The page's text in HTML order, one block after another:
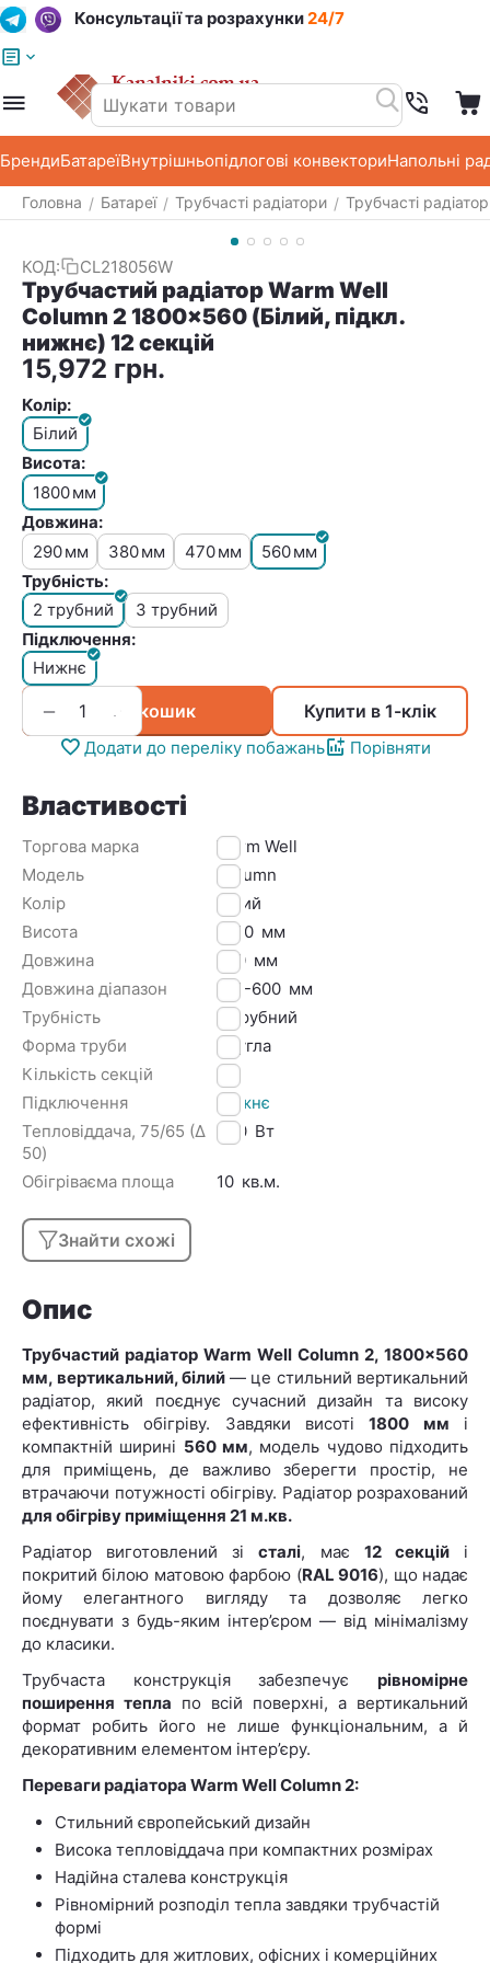
Консультації та розрахунки24/7
БрендиБатареїВнутрішньопідлогові конвекториНапольні
Головна / Батареї / Трубчасті радіатори / Трубчасті
КОД: CL218056W
Трубчастий радіатор Warm Well
Column 2 1800x560 (Білий, підкл.
нижнє) 12 секцій
15,972 грн.
Колір:
Білий
Висота:
1800мм
Довжина:
290мм 380мм 470мм 560мм
Трубність:
2 трубний
3 трубний
Підключення:
Нижнє
+
− У кошик Купити в 1-клік
Додати до переліку побажань Порівняти
Властивості
Торгова марка
Warm Well
Модель
Column
Колір
Білий
Висота
1800 мм
Довжина
560 мм
Довжина діапазон
501-600 мм
Трубність
2 трубний
Форма труби
Кругла
Кількість секцій
12
Підключення
Нижнє
Тепловіддача, 75/65 (Δ
50)
840 Вт
Обігріваєма площа 10 кв.м.
Знайти схожі
Опис
Трубчастий радіатор Warm Well Column 2, 1800×560
мм, вертикальний, білий — це стильний вертикальний
радіатор, який поєднує сучасний дизайн та високу
ефективність обігріву. Завдяки висоті1800 мм і
компактній ширині 560 мм, модель чудово підходить
для приміщень, де важливо зберегти простір, не
втрачаючи потужності обігріву. Радіатор розрахований
для обігріву приміщення 21 м.кв.
Радіатор виготовлений зісталі, має 12 секційі
покритий білою матовою фарбою (RAL 9016), що надає
йому елегантного вигляду та дозволяє легко
поєднувати з будь-яким інтер’єром — від мінімалізму
до класики.
Трубчаста конструкція забезпечує рівномірне
поширення тепла по всій поверхні, а вертикальний
формат робить його не лише функціональним, а й
декоративним елементом інтер’єру.
Переваги радіатора Warm Well Column 2:
Стильний європейський дизайн
Висока тепловіддача при компактних розмірах
Надійна сталева конструкція
Рівномірний розподіл тепла завдяки трубчастій
формі
Підходить для житлових, офісних і комерційних